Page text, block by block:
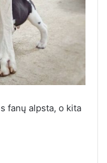
fanų alpsta, o kita